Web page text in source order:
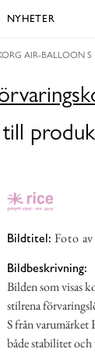
NYHETER
AIR-BALLOON S
Bildtitel: Foto
Bildbeskrivning:
Bilden som visas
stilrena
S från varumärket
både stabilitet